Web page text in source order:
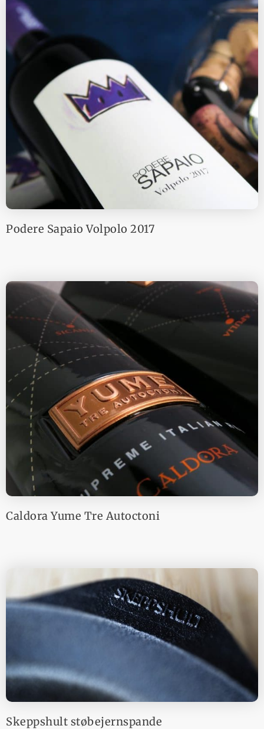
Podere Sapaio Volpolo 2017
Caldora Yume Tre Autoctoni
Skeppshult støbejernspande